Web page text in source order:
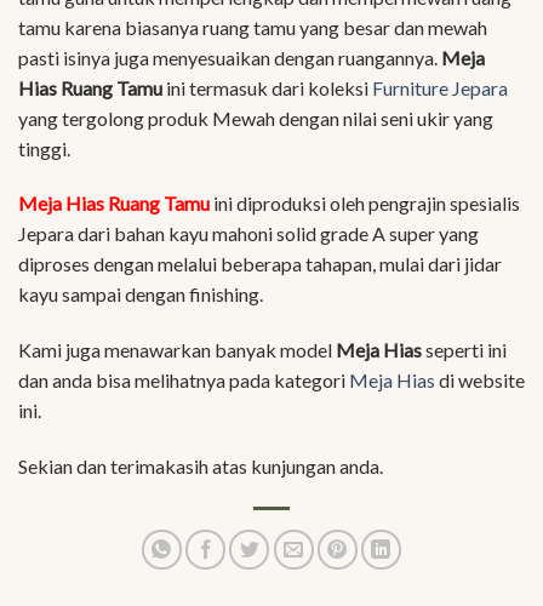
tamu karena biasanya ruang tamu yang besar dan mewah
pasti isinya juga menyesuaikan dengan ruangannya. Meja
Hias Ruang Tamu ini termasuk dari koleksi Furniture Jepara
yang tergolong produk Mewah dengan nilai seni ukir yang
tinggi.
Meja Hias Ruang Tamu ini diproduksi oleh pengrajin spesialis
Jepara dari bahan kayu mahoni solid grade A super yang
diproses dengan melalui beberapa tahapan, mulai dari jidar
kayu sampai dengan finishing.
Kami juga menawarkan banyak model Meja Hiasseperti ini
dan anda bisa melihatnya pada kategori Meja Hias di website
ini.
Sekian dan terimakasih atas kunjungan anda.